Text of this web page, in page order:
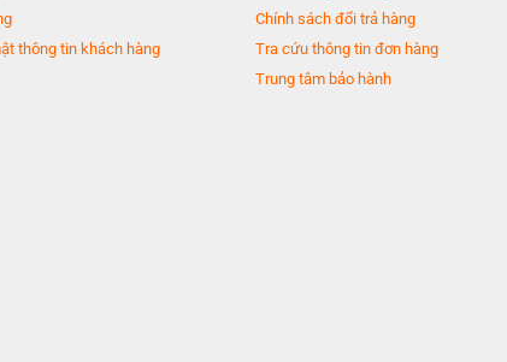
lợi hơn trong quá trình bảo quản và sắp xếp thực phẩm. Có
thông tin khách hàng
Chính sách đổi trả hàng
Tra cứu thông tin đơn hàng
Trung tâm bảo hành